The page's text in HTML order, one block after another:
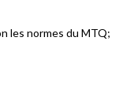
les normes du MTQ;